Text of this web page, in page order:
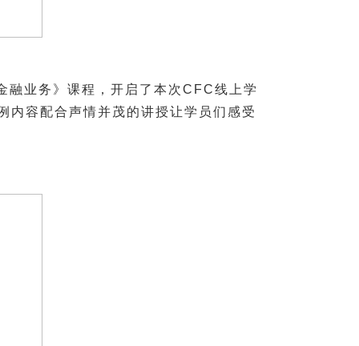
融业务》课程，开启了本次CFC线上学
内容配合声情并茂的讲授让学员们感受